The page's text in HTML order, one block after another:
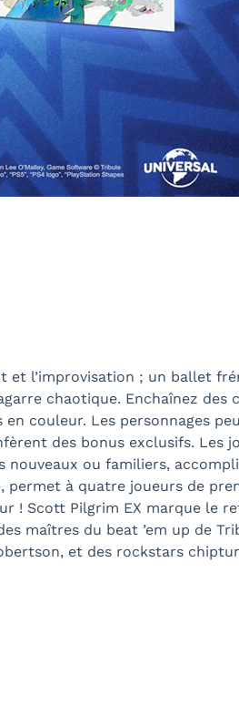
et l’improvisation ; un ballet
chaotique. Enchaînez des
couleur. Les personnages
des bonus exclusifs. Les
ou familiers,
à quatre joueurs de
! Scott Pilgrim EX marque le
maîtres du beat ’em up de
et des rockstars